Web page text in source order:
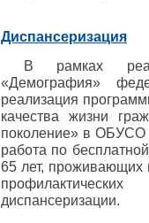
Диспансеризация
В рамках
«Демография»
реализация
качества жизни
поколение» в ОБУСО
работа по
65 лет, проживающих
диспансеризации.